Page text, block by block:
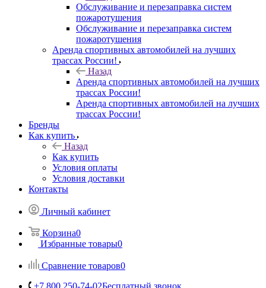
Обслуживание и перезаправка систем
пожаротушения
Обслуживание и перезаправка систем
пожаротушения
Аренда спортивных автомобилей на лучших
трассах России!
Назад
Аренда спортивных автомобилей на лучших
трассах России!
Аренда спортивных автомобилей на лучших
трассах России!
Бренды
Как купить
Назад
Как купить
Условия оплаты
Условия доставки
Контакты
Личный кабинет
Корзина0
Избранные товары0
Сравнение товаров0
+7 800 250-74-02Бесплатный звонок